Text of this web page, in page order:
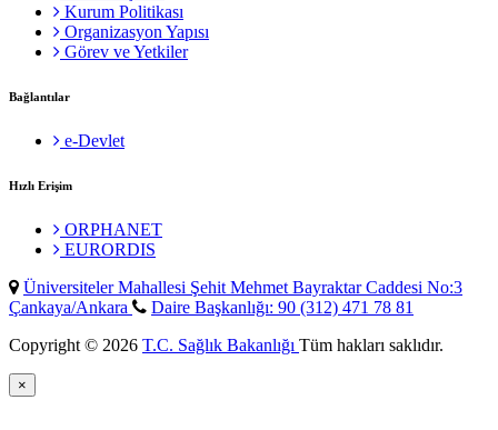
Kurum Politikası
Organizasyon Yapısı
Görev ve Yetkiler
Bağlantılar
e-Devlet
Hızlı Erişim
ORPHANET
EURORDIS
Üniversiteler Mahallesi Şehit Mehmet Bayraktar Caddesi No:3
Çankaya/Ankara
Daire Başkanlığı: 90 (312) 471 78 81
Copyright © 2026 T.C. Sağlık Bakanlığı Tüm hakları saklıdır.
×